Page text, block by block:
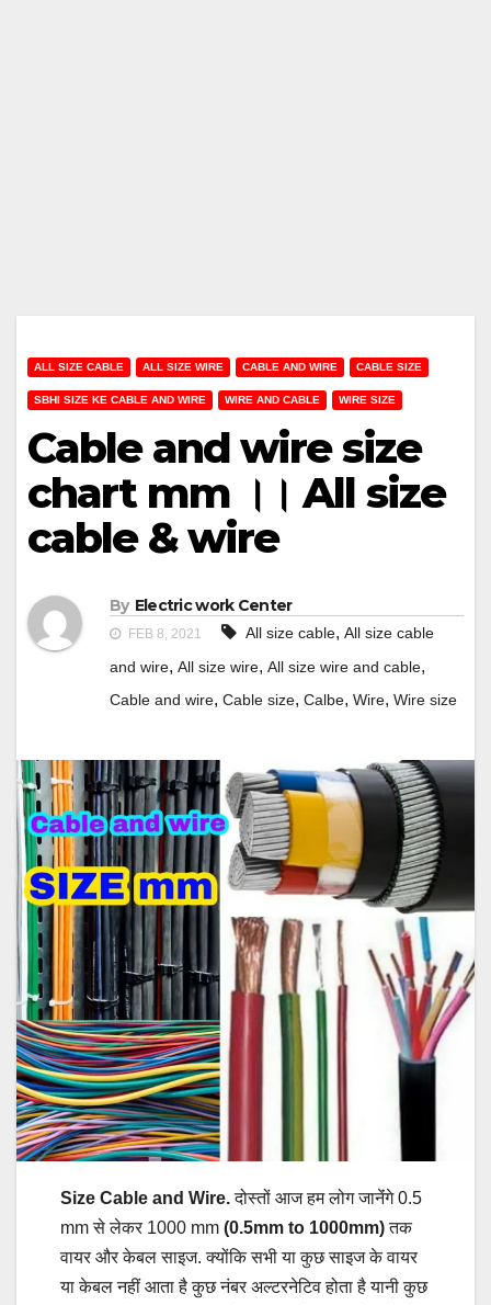
ALL SIZE CABLE ALL SIZE WIRE CABLE AND WIRE CABLE SIZE
SBHI SIZE KE CABLE AND WIRE WIRE AND CABLE WIRE SIZE
Cable and wire size
chart mm ।। All size
cable & wire
By Electric work Center
FEB 8, 2021 All size cable, All size cable
and wire, All size wire, All size wire and cable,
Cable and wire, Cable size, Calbe, Wire, Wire size
Size Cable and Wire.दोस्तों आज हम लोग जानेंंगे 0.5
mm से लेकर 1000 mm (0.5mm to 1000mm)तक
वायर और केबल साइज. क्योंकि सभी या कुछ साइज के वायर
या केबल नहीं आता है कुछ नंबर अल्टरनेटिव होता है यानी कुछ